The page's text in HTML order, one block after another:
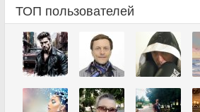
ТОП пользователей